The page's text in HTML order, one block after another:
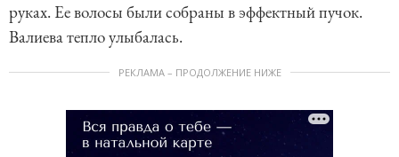
руках. Ее волосы были собраны в эффектный пучок.
Валиева тепло улыбалась.
РЕКЛАМА – ПРОДОЛЖЕНИЕ НИЖЕ